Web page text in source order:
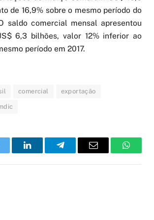
de 16,9% sobre o mesmo período do
saldo comercial mensal apresentou
6,3 bilhões, valor 12% inferior ao
período em 2017.
comercial exportação
LinkedInTelegramEmail